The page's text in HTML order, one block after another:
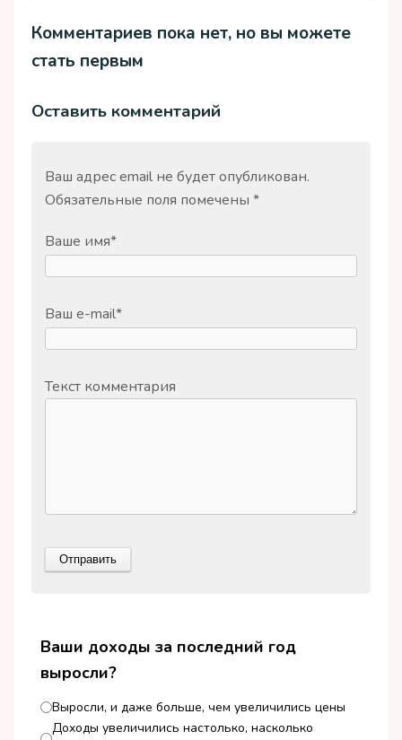
Комментариев пока нет, но вы можете
стать первым
Оставить комментарий
Ваш адрес email не будет опубликован.
Обязательные поля помечены *
Ваше имя*
Ваш e-mail*
Текст комментария
Ваши доходы за последний год
выросли?
Выросли, и даже больше, чем увеличились цены
Доходы увеличились настолько, насколько